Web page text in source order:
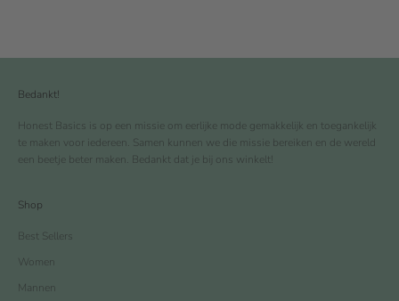
Bedankt!
Honest Basics is op een missie om eerlijke mode gemakkelijk en toegankelijk
te maken voor iedereen. Samen kunnen we die missie bereiken en de wereld
een beetje beter maken. Bedankt dat je bij ons winkelt!
Shop
Best Sellers
Women
Mannen